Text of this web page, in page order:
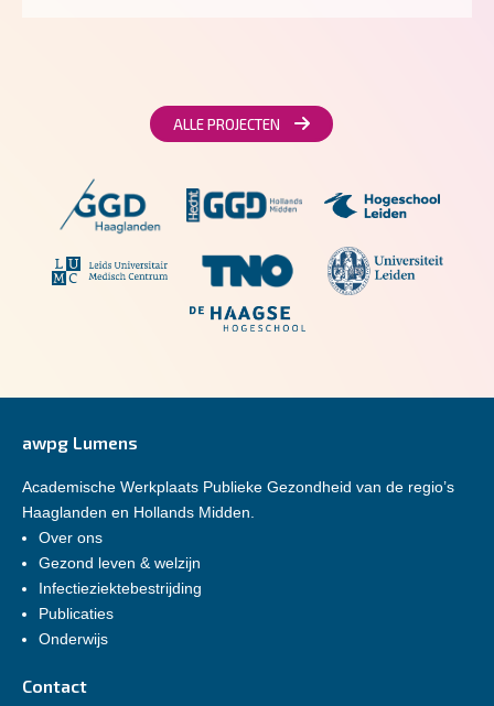
ALLE PROJECTEN
awpg Lumens
Academische Werkplaats Publieke Gezondheid van de regio’s
Haaglanden en Hollands Midden.
Over ons
Gezond leven & welzijn
Infectieziektebestrijding
Publicaties
Onderwijs
Contact